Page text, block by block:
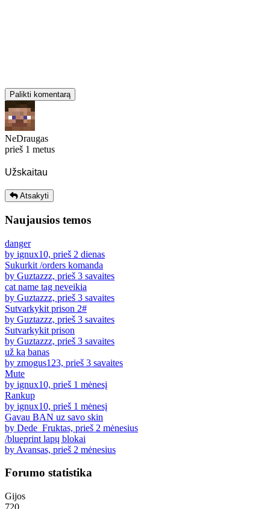
Palikti komentarą
NeDraugas
prieš 1 metus
Užskaitau
Atsakyti
Naujausios temos
danger
by ignux10, prieš 2 dienas
Sukurkit /orders komanda
by Guztazzz, prieš 3 savaites
cat name tag neveikia
by Guztazzz, prieš 3 savaites
Sutvarkykit prison 2#
by Guztazzz, prieš 3 savaites
Sutvarkykit prison
by Guztazzz, prieš 3 savaites
už ką banas
by zmogus123, prieš 3 savaites
Mute
by ignux10, prieš 1 mėnesį
Rankup
by ignux10, prieš 1 mėnesį
Gavau BAN uz savo skin
by Dede_Fruktas, prieš 2 mėnesius
/blueprint lapų blokai
by Avansas, prieš 2 mėnesius
Forumo statistika
Gijos
720